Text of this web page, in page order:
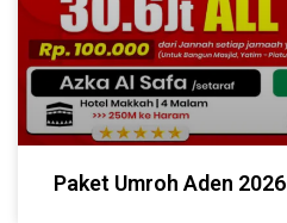
Paket Umroh Aden 2026